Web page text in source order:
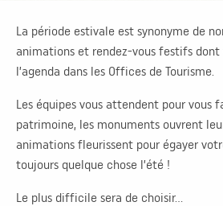
La période estivale est synonyme de
animations et rendez-vous festifs dont
l’agenda dans les Offices de Tourisme.
Les équipes vous attendent pour vous
patrimoine, les monuments ouvrent
animations fleurissent pour égayer
toujours quelque chose l’été !
Le plus difficile sera de choisir…